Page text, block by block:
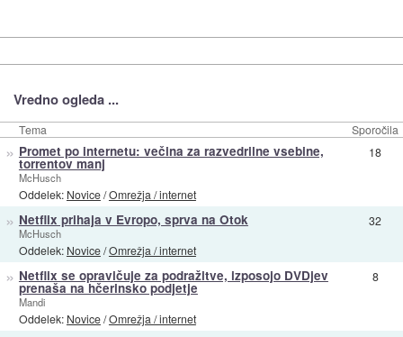
Vredno ogleda ...
Tema Sporočila
» Promet po internetu: večina za razvedrilne vsebine,
torrentov manj
McHusch
Oddelek: Novice/Omrežja / internet
18
» Netflix prihaja v Evropo, sprva na Otok
McHusch
Oddelek: Novice/Omrežja / internet
32
» Netflix se opravičuje za podražitve, izposojo DVDjev
prenaša na hčerinsko podjetje
Mandi
Oddelek: Novice/Omrežja / internet
8